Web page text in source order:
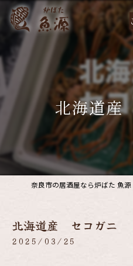
北海道
奈良市の居酒屋なら炉ばた 魚源
北海道産 セコガニ
2025/03/25